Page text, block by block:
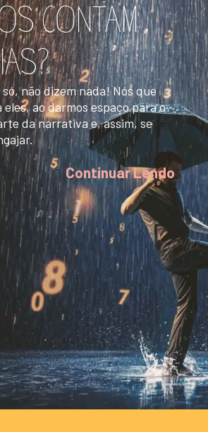
CONTAM
não dizem nada! Nós que
ao darmos espaço para o
da narrativa e, assim, se
Continuar Lendo